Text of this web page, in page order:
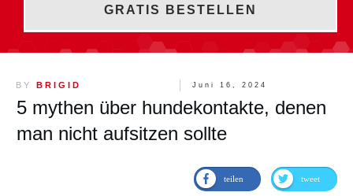
GRATIS BESTELLEN
BY BRIGID Juni 16, 2024
5 mythen über hundekontakte, denen
man nicht aufsitzen sollte
teilen tweet